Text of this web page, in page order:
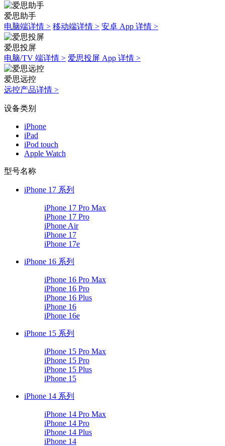
爱思助手
电脑端详情 > 移动端详情 > 安卓 App 详情 >
爱思投屏
电脑/TV 端详情 > 爱思投屏 App 详情 >
爱思远控
远控产品详情 >
设备类别
iPhone
iPad
iPod touch
Apple Watch
型号名称
iPhone 17 系列
iPhone 17 Pro Max
iPhone 17 Pro
iPhone Air
iPhone 17
iPhone 17e
iPhone 16 系列
iPhone 16 Pro Max
iPhone 16 Pro
iPhone 16 Plus
iPhone 16
iPhone 16e
iPhone 15 系列
iPhone 15 Pro Max
iPhone 15 Pro
iPhone 15 Plus
iPhone 15
iPhone 14 系列
iPhone 14 Pro Max
iPhone 14 Pro
iPhone 14 Plus
iPhone 14